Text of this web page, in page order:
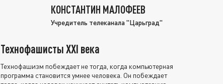
КОНСТАНТИН МАЛОФЕЕВ
Учредитель телеканала "Царьград"
Технофашисты XXI века
Технофашизм побеждает не тогда, когда компьютерная
программа становится умнее человека. Он побеждает